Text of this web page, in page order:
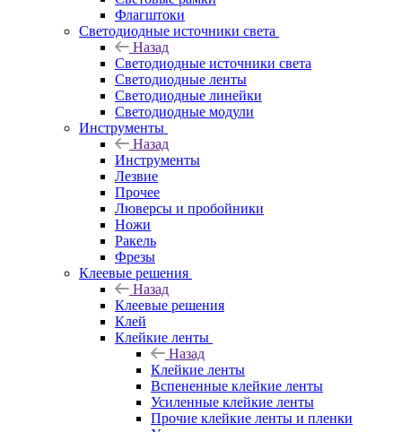
Флагштоки
Светодиодные источники света
Назад
Светодиодные источники света
Светодиодные ленты
Светодиодные линейки
Светодиодные модули
Инструменты
Назад
Инструменты
Лезвие
Прочее
Люверсы и пробойники
Ножи
Ракель
Фрезы
Клеевые решения
Назад
Клеевые решения
Клей
Клейкие ленты
Назад
Клейкие ленты
Вспененные клейкие ленты
Усиленные клейкие ленты
Прочие клейкие ленты и пленки